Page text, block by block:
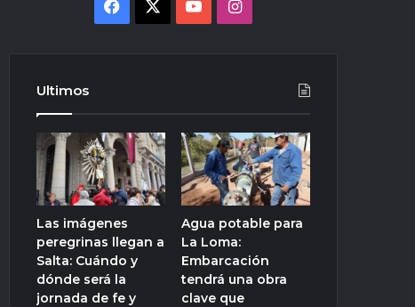
Facebook YouTubeInstagram
Ultimos
Las imágenes
peregrinas llegan a
Salta: Cuándo y
dónde será la
jornada de fe y
Agua potable para
La Loma:
Embarcación
tendrá una obra
clave que